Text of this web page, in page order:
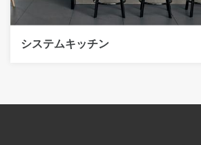
システムキッチン